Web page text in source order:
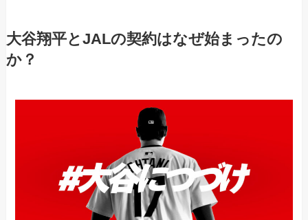
大谷翔平とJALの契約はなぜ始まったの
か？